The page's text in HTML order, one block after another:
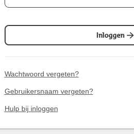
Inloggen
Wachtwoord vergeten?
Gebruikersnaam vergeten?
Hulp bij inloggen